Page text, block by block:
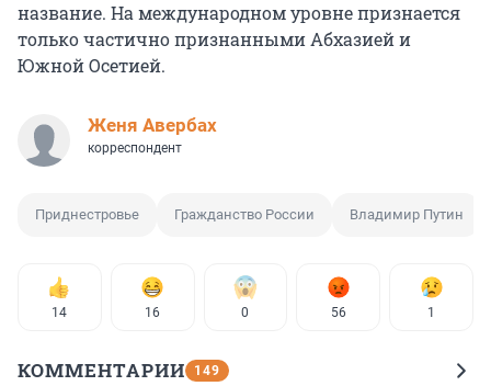
название. На международном уровне признается
только частично признанными Абхазией и
Южной Осетией.
Женя Авербах
корреспондент
Приднестровье Гражданство России Владимир Путин
14 16 0 56 1
КОММЕНТАРИИ 149